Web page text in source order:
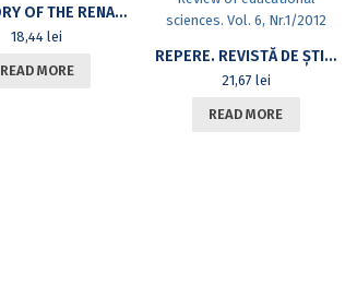
A HISTORY OF THE RENAISSANCE LOGICS. A GENERAL PLAN. VOL 1
18,44 lei
READ MORE
REPERE. REVISTĂ DE ȘTIINȚELE EDUCAȚIEI. VOL.6, NR.1/2012LANDMARKS. REVIEW OF EDUCATIONAL SCIENCES. VOL. 6, NR.1/2012
21,67 lei
READ MORE